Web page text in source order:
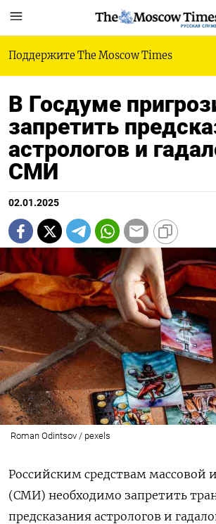
РУССКАЯ
Поддержите The Moscow Times
В Госдуме
запретить
астрологов и
СМИ
02.01.2025
Roman Odintsov / pexels
Российским средствам
(СМИ) необходимо запретить
предсказания астрологов и